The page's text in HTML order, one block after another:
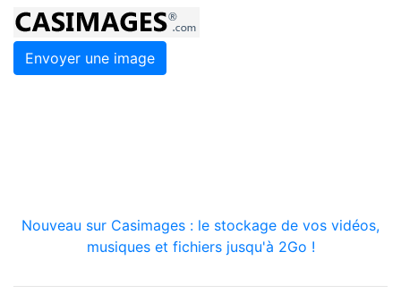
Envoyer une image
Nouveau sur Casimages : le stockage de vos vidéos,
musiques et fichiers jusqu'à 2Go !